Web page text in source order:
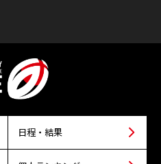
日程・結果